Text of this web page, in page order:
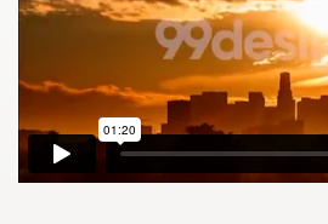
Projetos 1-para-1
Encontre um designer
Veja inspirações